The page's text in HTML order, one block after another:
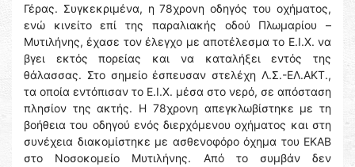
Γέρας. Συγκεκριμένα, η 78χρονη οδηγός του οχήματος,
ενώ κινείτο επί της παραλιακής οδού Πλωμαρίου –
Μυτιλήνης, έχασε τον έλεγχο με αποτέλεσμα το Ε.Ι.Χ. να
βγει εκτός πορείας και να καταλήξει εντός της
θάλασσας. Στο σημείο έσπευσαν στελέχη Λ.Σ.-ΕΛ.ΑΚΤ.,
τα οποία εντόπισαν το Ε.Ι.Χ. μέσα στο νερό, σε απόσταση
πλησίον της ακτής. Η 78χρονη απεγκλωβίστηκε με τη
βοήθεια του οδηγού ενός διερχόμενου οχήματος και στη
συνέχεια διακομίστηκε με ασθενοφόρο όχημα του ΕΚΑΒ
στο Νοσοκομείο Μυτιλήνης. Από το συμβάν δεν